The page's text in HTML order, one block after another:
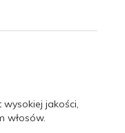
jakości,
włosów.